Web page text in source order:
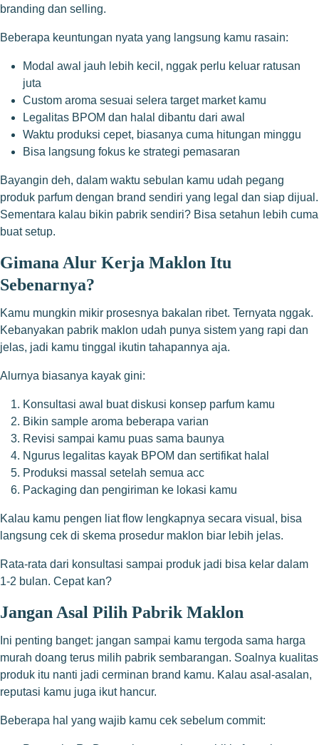
branding dan selling.
Beberapa keuntungan nyata yang langsung kamu rasain:
Modal awal jauh lebih kecil, nggak perlu keluar ratusan
juta
Custom aroma sesuai selera target market kamu
Legalitas BPOM dan halal dibantu dari awal
Waktu produksi cepet, biasanya cuma hitungan minggu
Bisa langsung fokus ke strategi pemasaran
Bayangin deh, dalam waktu sebulan kamu udah pegang
produk parfum dengan brand sendiri yang legal dan siap dijual.
Sementara kalau bikin pabrik sendiri? Bisa setahun lebih cuma
buat setup.
Gimana Alur Kerja Maklon Itu
Sebenarnya?
Kamu mungkin mikir prosesnya bakalan ribet. Ternyata nggak.
Kebanyakan pabrik maklon udah punya sistem yang rapi dan
jelas, jadi kamu tinggal ikutin tahapannya aja.
Alurnya biasanya kayak gini:
Konsultasi awal buat diskusi konsep parfum kamu
Bikin sample aroma beberapa varian
Revisi sampai kamu puas sama baunya
Ngurus legalitas kayak BPOM dan sertifikat halal
Produksi massal setelah semua acc
Packaging dan pengiriman ke lokasi kamu
Kalau kamu pengen liat flow lengkapnya secara visual, bisa
langsung cek di skema prosedur maklon biar lebih jelas.
Rata-rata dari konsultasi sampai produk jadi bisa kelar dalam
1-2 bulan. Cepat kan?
Jangan Asal Pilih Pabrik Maklon
Ini penting banget: jangan sampai kamu tergoda sama harga
murah doang terus milih pabrik sembarangan. Soalnya kualitas
produk itu nanti jadi cerminan brand kamu. Kalau asal-asalan,
reputasi kamu juga ikut hancur.
Beberapa hal yang wajib kamu cek sebelum commit: